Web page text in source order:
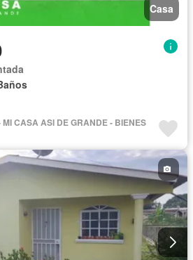
Casa
CASA ASI DE GRANDE - BIENES